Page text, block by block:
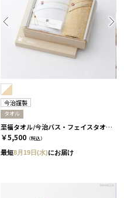
今治謹製
タオル
至福タオル/今治バス・フェイスタオル 2枚セット
￥5,500 （税込）
最短8月19日(水)にお届け